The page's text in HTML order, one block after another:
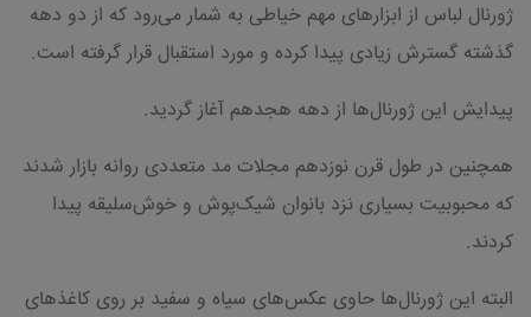
ژورنال لباس از ابزارهای مهم خیاطی به شمار می‌رود که از دو دهه
گذشته گسترش زیادی پیدا کرده و مورد استقبال قرار گرفته است.
پیدایش این ژورنال‌ها از دهه هجدهم آغاز گردید.
همچنین در طول قرن نوزدهم مجلات مد متعددی روانه بازار شدند
که محبوبیت بسیاری نزد بانوان شیک‌پوش و خوش‌سلیقه پیدا
کردند.
البته این ژورنال‌ها حاوی عکس‌های سیاه و سفید بر روی کاغذهای